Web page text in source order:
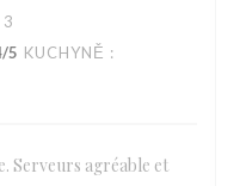
/5 KUCHYNĚ :
Serveurs agréable et